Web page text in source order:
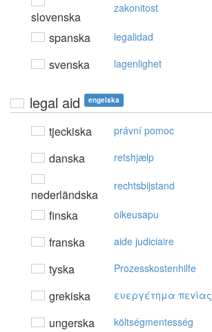
slovenska
zakonitost
spanska legalidad
svenska lagenlighet
legal aid engelska
tjeckiska právní pomoc
danska retshjælp
nederländska
rechtsbijstand
finska oikeusapu
franska aide judiciaire
tyska Prozesskostenhilfe
grekiska ευεργέτημα πεvίας
ungerska költségmentesség